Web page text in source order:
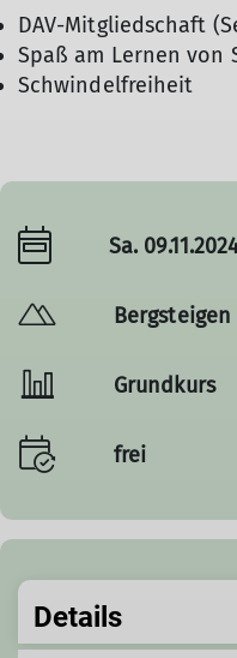
DAV-Mitgliedschaft
Spaß am Lernen von
Schwindelfreiheit
Sa.
Bergsteigen
Grundkurs
frei
Details